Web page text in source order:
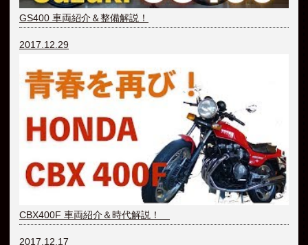
GS400 車両紹介＆整備解説！
2017.12.29
CBX400F 車両紹介＆時代解説！
2017.12.17